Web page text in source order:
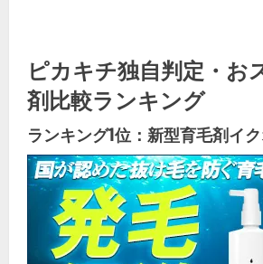
ピカキチ独自判定・お
剤比較ランキング
ランキング1位：新型育毛剤イ